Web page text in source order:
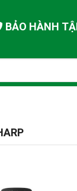
BẢO HÀNH